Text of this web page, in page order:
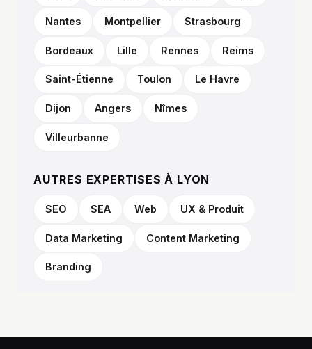
Nantes Montpellier Strasbourg
Bordeaux Lille Rennes Reims
Saint-Étienne Toulon Le Havre
Dijon Angers Nîmes
Villeurbanne
AUTRES EXPERTISES À LYON
SEO SEA Web UX & Produit
Data Marketing Content Marketing
Branding